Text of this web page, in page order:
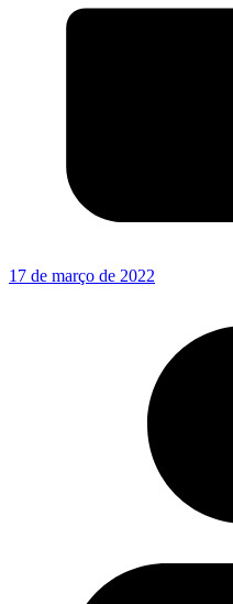
17 de março de 2022